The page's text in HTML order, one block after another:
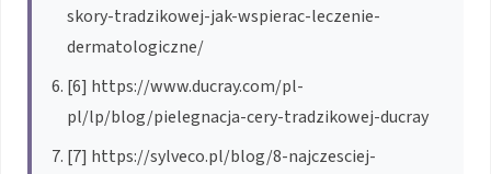
skory-tradzikowej-jak-wspierac-leczenie-
dermatologiczne/
[6] https://www.ducray.com/pl-
pl/lp/blog/pielegnacja-cery-tradzikowej-ducray
[7] https://sylveco.pl/blog/8-najczesciej-